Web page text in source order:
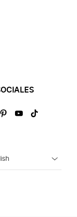
VisítanosVisítanosVisítanos